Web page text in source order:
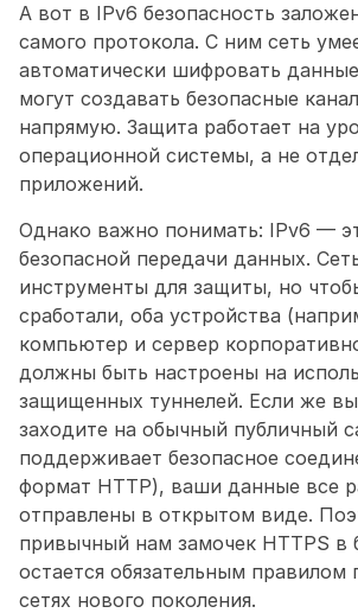
А вот в IPv6 безопасность
самого протокола. С ним сеть
автоматически шифровать
могут создавать безопасные
напрямую. Защита работает на
операционной системы, а не
приложений.
Однако важно понимать: IPv6 —
безопасной передачи данных.
инструменты для защиты, но
сработали, оба устройства
компьютер и сервер
должны быть настроены на
защищенных туннелей. Если же
заходите на обычный публичный
поддерживает безопасное
формат HTTP), ваши данные все
отправлены в открытом виде.
привычный нам замочек HTTPS в
остается обязательным правилом
сетях нового поколения.